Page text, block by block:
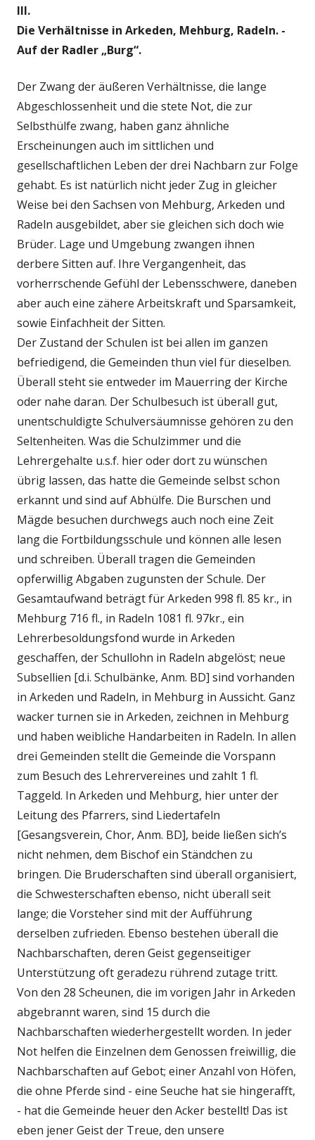
III.
Die Verhältnisse in Arkeden, Mehburg, Radeln. -
Auf der Radler „Burg“.
Der Zwang der äußeren Verhältnisse, die lange
Abgeschlossenheit und die stete Not, die zur
Selbsthülfe zwang, haben ganz ähnliche
Erscheinungen auch im sittlichen und
gesellschaftlichen Leben der drei Nachbarn zur Folge
gehabt. Es ist natürlich nicht jeder Zug in gleicher
Weise bei den Sachsen von Mehburg, Arkeden und
Radeln ausgebildet, aber sie gleichen sich doch wie
Brüder. Lage und Umgebung zwangen ihnen
derbere Sitten auf. Ihre Vergangenheit, das
vorherrschende Gefühl der Lebensschwere, daneben
aber auch eine zähere Arbeitskraft und Sparsamkeit,
sowie Einfachheit der Sitten.
Der Zustand der Schulen ist bei allen im ganzen
befriedigend, die Gemeinden thun viel für dieselben.
Überall steht sie entweder im Mauerring der Kirche
oder nahe daran. Der Schulbesuch ist überall gut,
unentschuldigte Schulversäumnisse gehören zu den
Seltenheiten. Was die Schulzimmer und die
Lehrergehalte u.s.f. hier oder dort zu wünschen
übrig lassen, das hatte die Gemeinde selbst schon
erkannt und sind auf Abhülfe. Die Burschen und
Mägde besuchen durchwegs auch noch eine Zeit
lang die Fortbildungsschule und können alle lesen
und schreiben. Überall tragen die Gemeinden
opferwillig Abgaben zugunsten der Schule. Der
Gesamtaufwand beträgt für Arkeden 998 fl. 85 kr., in
Mehburg 716 fl., in Radeln 1081 fl. 97kr., ein
Lehrerbesoldungsfond wurde in Arkeden
geschaffen, der Schullohn in Radeln abgelöst; neue
Subsellien [d.i. Schulbänke, Anm. BD] sind vorhanden
in Arkeden und Radeln, in Mehburg in Aussicht. Ganz
wacker turnen sie in Arkeden, zeichnen in Mehburg
und haben weibliche Handarbeiten in Radeln. In allen
drei Gemeinden stellt die Gemeinde die Vorspann
zum Besuch des Lehrervereines und zahlt 1 fl.
Taggeld. In Arkeden und Mehburg, hier unter der
Leitung des Pfarrers, sind Liedertafeln
[Gesangsverein, Chor, Anm. BD], beide ließen sich’s
nicht nehmen, dem Bischof ein Ständchen zu
bringen. Die Bruderschaften sind überall organisiert,
die Schwesterschaften ebenso, nicht überall seit
lange; die Vorsteher sind mit der Aufführung
derselben zufrieden. Ebenso bestehen überall die
Nachbarschaften, deren Geist gegenseitiger
Unterstützung oft geradezu rührend zutage tritt.
Von den 28 Scheunen, die im vorigen Jahr in Arkeden
abgebrannt waren, sind 15 durch die
Nachbarschaften wiederhergestellt worden. In jeder
Not helfen die Einzelnen dem Genossen freiwillig, die
Nachbarschaften auf Gebot; einer Anzahl von Höfen,
die ohne Pferde sind - eine Seuche hat sie hingerafft,
- hat die Gemeinde heuer den Acker bestellt! Das ist
eben jener Geist der Treue, den unsere